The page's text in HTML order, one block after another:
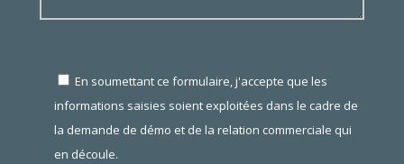
En soumettant ce formulaire, j'accepte que les
informations saisies soient exploitées dans le cadre de
la demande de démo et de la relation commerciale qui
en découle.